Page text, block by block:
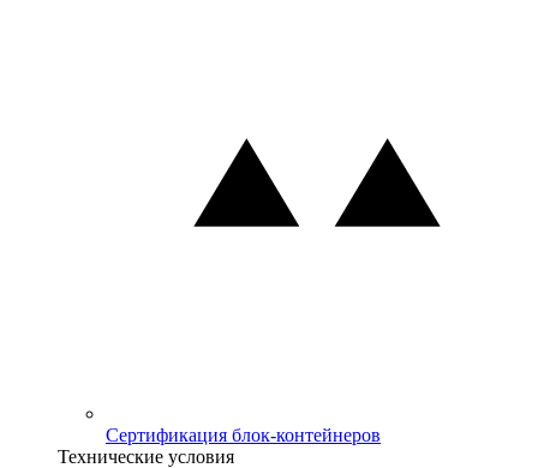
Сертификация блок-контейнеров
Технические условия